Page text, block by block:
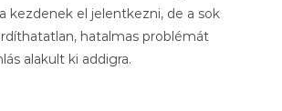
kezdenek el jelentkezni, de a sok
hatalmas problémát
alakult ki addigra.